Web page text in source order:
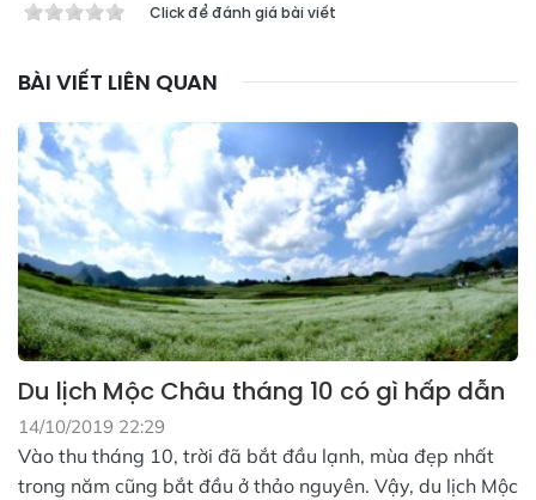
Click để đánh giá bài viết
BÀI VIẾT LIÊN QUAN
Du lịch Mộc Châu tháng 10 có gì hấp dẫn
14/10/2019 22:29
Vào thu tháng 10, trời đã bắt đầu lạnh, mùa đẹp nhất
trong năm cũng bắt đầu ở thảo nguyên. Vậy, du lịch Mộc